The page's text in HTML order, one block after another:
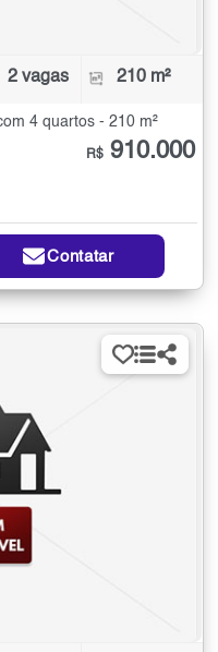
2 vagas 210 m²
4 quartos - 210 m²
R$ 910.000
Contatar